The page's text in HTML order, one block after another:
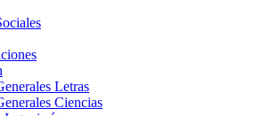
Letras
Ciencias